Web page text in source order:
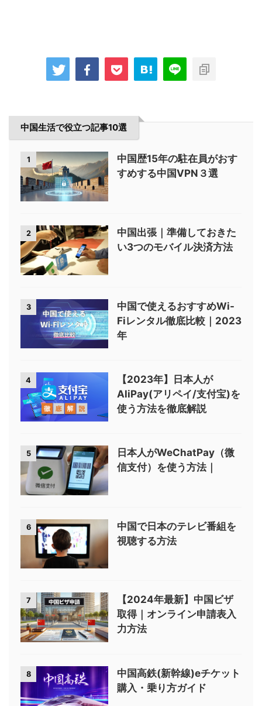
中国生活で役立つ記事10選
1
中国歴15年の駐在員がおす
すめする中国VPN３選
2
中国出張｜準備しておきた
い3つのモバイル決済方法
3
中国で使えるおすすめWi-
Fiレンタル徹底比較｜2023
年
4
【2023年】日本人が
AliPay(アリペイ/支付宝)を
使う方法を徹底解説
5
日本人がWeChatPay（微
信支付）を使う方法｜
6
中国で日本のテレビ番組を
視聴する方法
7
【2024年最新】中国ビザ
取得｜オンライン申請表入
力方法
8
中国高鉄(新幹線)eチケット
購入・乗り方ガイド